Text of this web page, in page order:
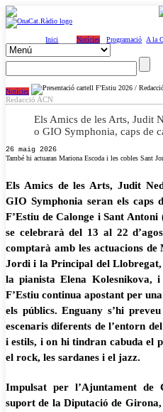
Inici Notícies Programació A la
Notícies
Redacció ACN
Els Amics de les Arts, Judit
o GIO Symphonia, caps de
26 maig 2026
També hi actuaran Mariona Escoda i les cobles Sant
Els Amics de les Arts, Judit
GIO Symphonia seran els caps
F’Estiu de Calonge i Sant
se celebrarà del 13 al 22
comptarà amb les actuacions de
Jordi i la Principal del
la pianista Elena Kolesnikova,
F’Estiu continua apostant per
els públics. Enguany s’hi
escenaris diferents de l’entorn
i estils, i on hi tindran cabuda el
el rock, les sardanes i el jazz.
Impulsat per l’Ajuntament de
suport de la Diputació de